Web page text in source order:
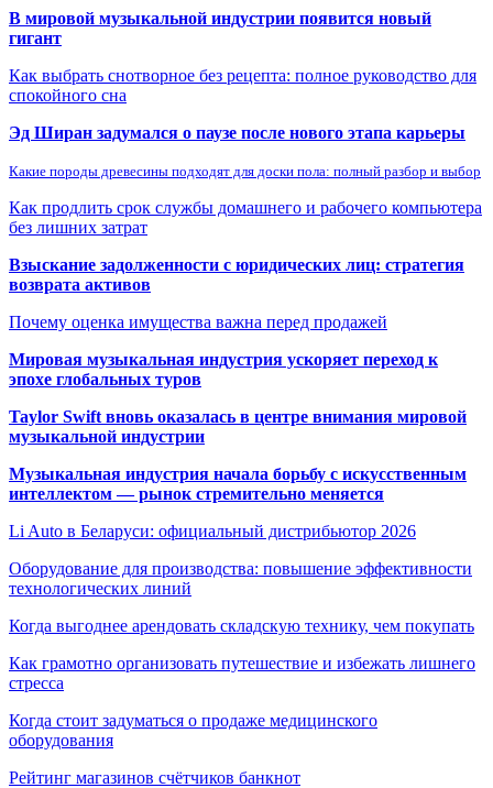
В мировой музыкальной индустрии появится новый
гигант
Как выбрать снотворное без рецепта: полное руководство для
спокойного сна
Эд Ширан задумался о паузе после нового этапа карьеры
Какие породы древесины подходят для доски пола: полный разбор и выбор
Как продлить срок службы домашнего и рабочего компьютера
без лишних затрат
Взыскание задолженности с юридических лиц: стратегия
возврата активов
Почему оценка имущества важна перед продажей
Мировая музыкальная индустрия ускоряет переход к
эпохе глобальных туров
Taylor Swift вновь оказалась в центре внимания мировой
музыкальной индустрии
Музыкальная индустрия начала борьбу с искусственным
интеллектом — рынок стремительно меняется
Li Auto в Беларуси: официальный дистрибьютор 2026
Оборудование для производства: повышение эффективности
технологических линий
Когда выгоднее арендовать складскую технику, чем покупать
Как грамотно организовать путешествие и избежать лишнего
стресса
Когда стоит задуматься о продаже медицинского
оборудования
Рейтинг магазинов счётчиков банкнот